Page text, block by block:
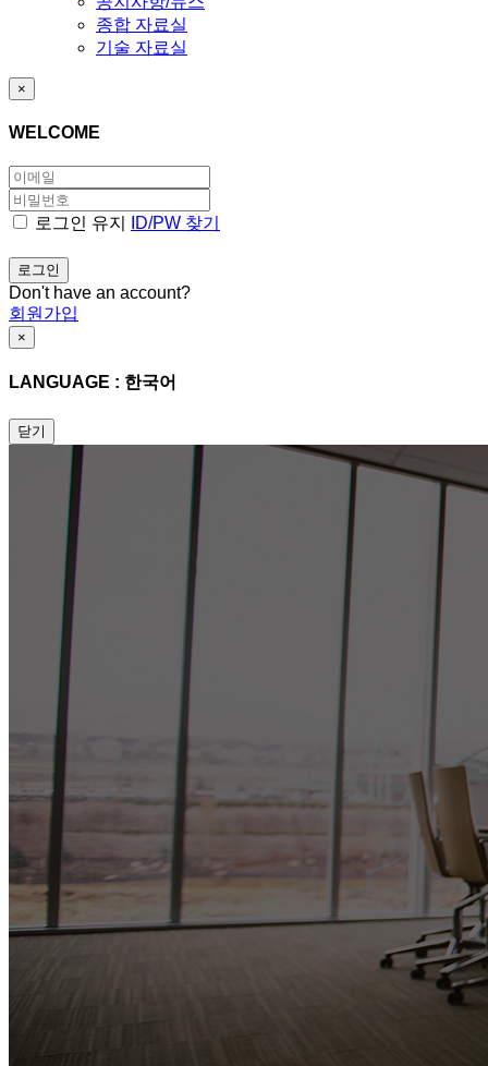
종합 자료실
기술 자료실
×
WELCOME
로그인 유지 ID/PW 찾기
Don't have an account?
회원가입
×
LANGUAGE : 한국어
닫기